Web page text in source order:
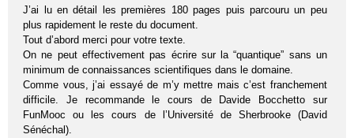
J’ai lu en détail les premières 180 pages puis parcouru un peu
plus rapidement le reste du document.
Tout d’abord merci pour votre texte.
On ne peut effectivement pas écrire sur la “quantique” sans un
minimum de connaissances scientifiques dans le domaine.
Comme vous, j’ai essayé de m’y mettre mais c’est franchement
difficile. Je recommande le cours de Davide Bocchetto sur
FunMooc ou les cours de l’Université de Sherbrooke (David
Sénéchal).